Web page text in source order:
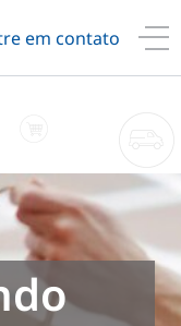
em contato